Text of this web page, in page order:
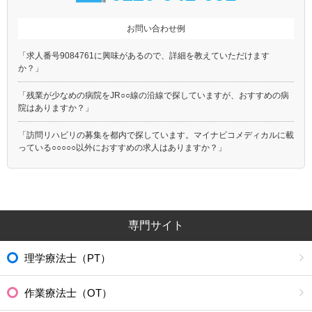
お問い合わせ例
「求人番号9084761に興味があるので、詳細を教えていただけます
か？」
「残業が少なめの病院をJR○○線の沿線で探していますが、おすすめの病
院はありますか？」
「訪問リハビリの募集を都内で探しています。マイナビコメディカルに載
っている○○○○○以外におすすめの求人はありますか？」
専門サイト
理学療法士（PT）
作業療法士（OT）